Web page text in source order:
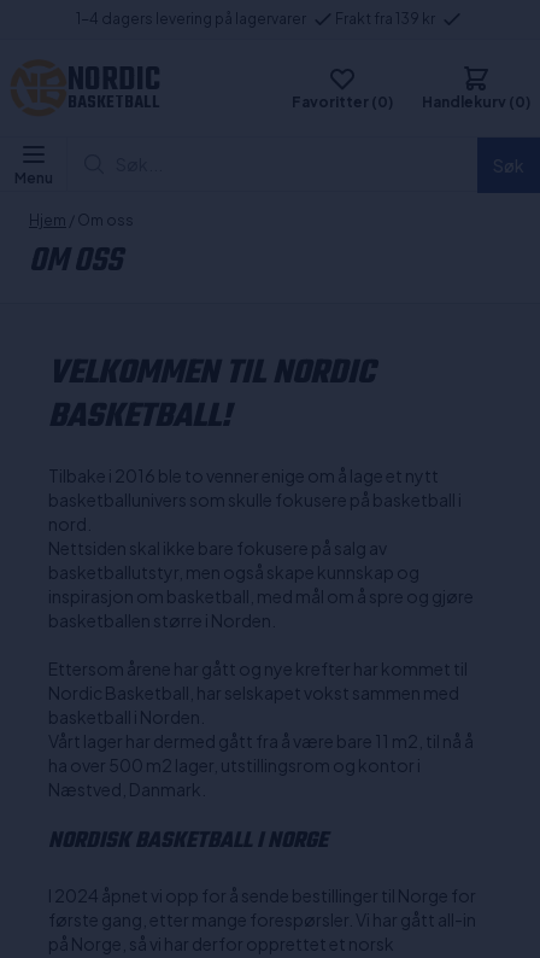
1-4 dagers levering på lagervarer Frakt fra 139 kr
NORDIC
BASKETBALL Favoritter (0) Handlekurv (0)
Menu
Hjem / Om oss
OM OSS
VELKOMMEN TIL NORDIC
BASKETBALL!
Tilbake i 2016 ble to venner enige om å lage et nytt
basketballunivers som skulle fokusere på basketball i
nord.
Nettsiden skal ikke bare fokusere på salg av
basketballutstyr, men også skape kunnskap og
inspirasjon om basketball, med mål om å spre og gjøre
basketballen større i Norden.
Ettersom årene har gått og nye krefter har kommet til
Nordic Basketball, har selskapet vokst sammen med
basketball i Norden.
Vårt lager har dermed gått fra å være bare 11 m2, til nå å
ha over 500 m2 lager, utstillingsrom og kontor i
Næstved, Danmark.
NORDISK BASKETBALL I NORGE
I 2024 åpnet vi opp for å sende bestillinger til Norge for
første gang, etter mange forespørsler. Vi har gått all-in
på Norge, så vi har derfor opprettet et norsk